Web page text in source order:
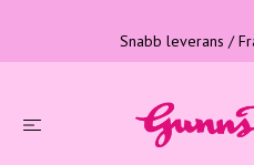
Snabb leverans /